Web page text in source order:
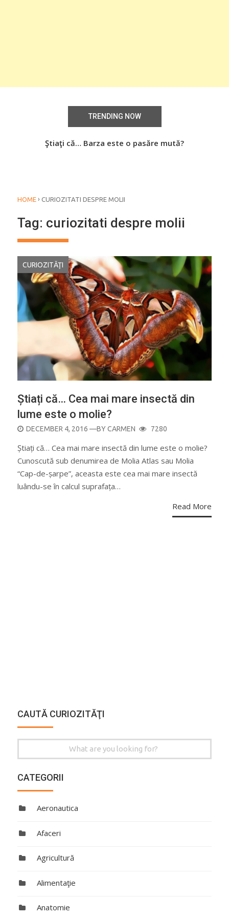
TRENDING NOW
Ştiaţi că… Barza este o pasăre mută?
HOME › CURIOZITATI DESPRE MOLII
Tag: curiozitati despre molii
CURIOZITĂŢI
Știați că… Cea mai mare insectă din
lume este o molie?
POSTED
DECEMBER 4, 2016 —BYCARMEN 7280
Știați că… Cea mai mare insectă din lume este o molie?
Cunoscută sub denumirea de Molia Atlas sau Molia
“Cap-de-șarpe”, aceasta este cea mai mare insectă
luându-se în calcul suprafața…
Read More
CAUTĂ CURIOZITĂŢI
Search
CATEGORII
Aeronautica
Afaceri
Agricultură
Alimentaţie
Anatomie